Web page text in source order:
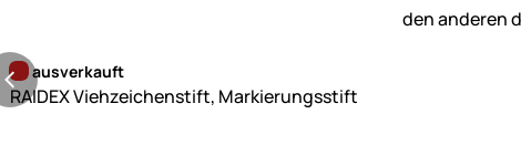
Noch keine Bewertungen abgegeben
ausverkauft
RAIDEX Viehzeichenstift, Markierungsstift